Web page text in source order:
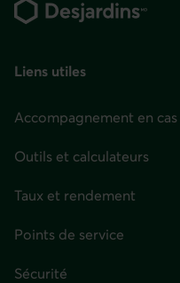
de
Liens utiles
Accompagnement en
Outils et calculateurs
Taux et rendement
Points de service
Sécurité